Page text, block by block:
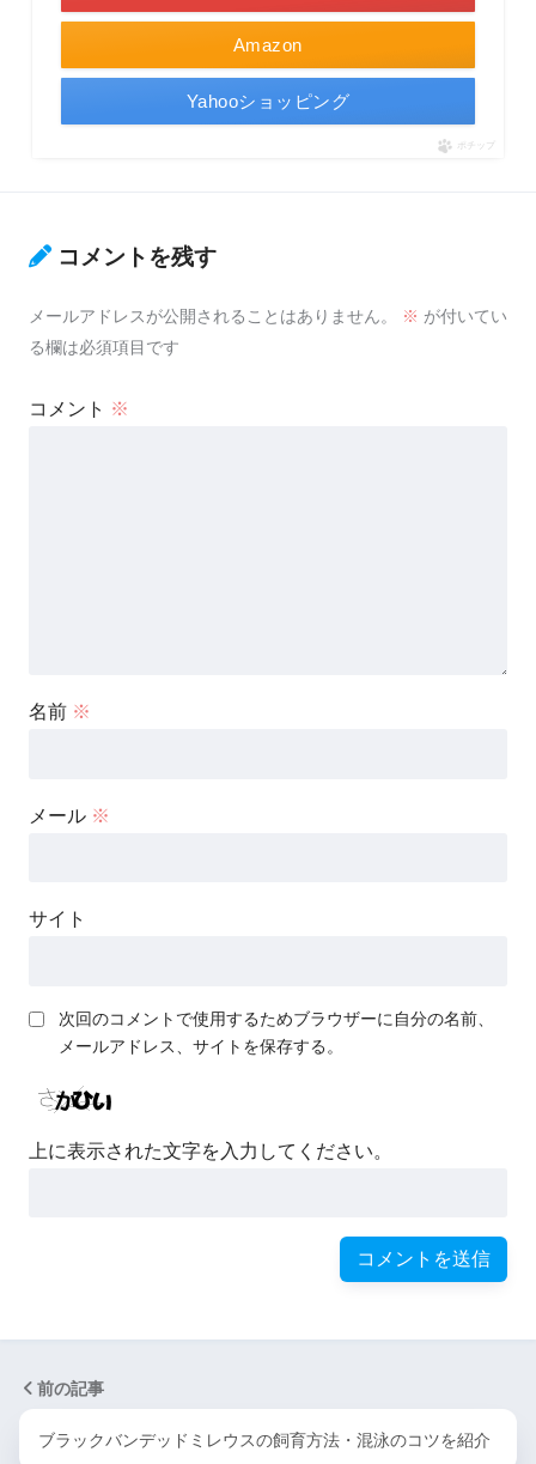
Amazon
Yahooショッピング
ポチップ
コメントを残す
メールアドレスが公開されることはありません。 ※ が付いてい
る欄は必須項目です
コメント ※
名前 ※
メール ※
サイト
次回のコメントで使用するためブラウザーに自分の名前、
メールアドレス、サイトを保存する。
上に表示された文字を入力してください。
前の記事
ブラックバンデッドミレウスの飼育方法・混泳のコツを紹介